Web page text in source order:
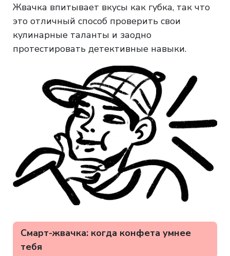
Жвачка впитывает вкусы как губка, так что
это отличный способ проверить свои
кулинарные таланты и заодно
протестировать детективные навыки.
Смарт-жвачка: когда конфета умнее
тебя